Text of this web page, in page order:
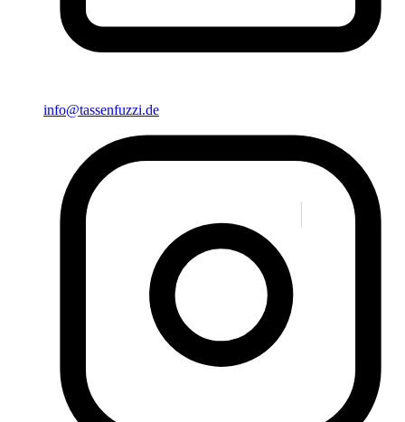
info@tassenfuzzi.de